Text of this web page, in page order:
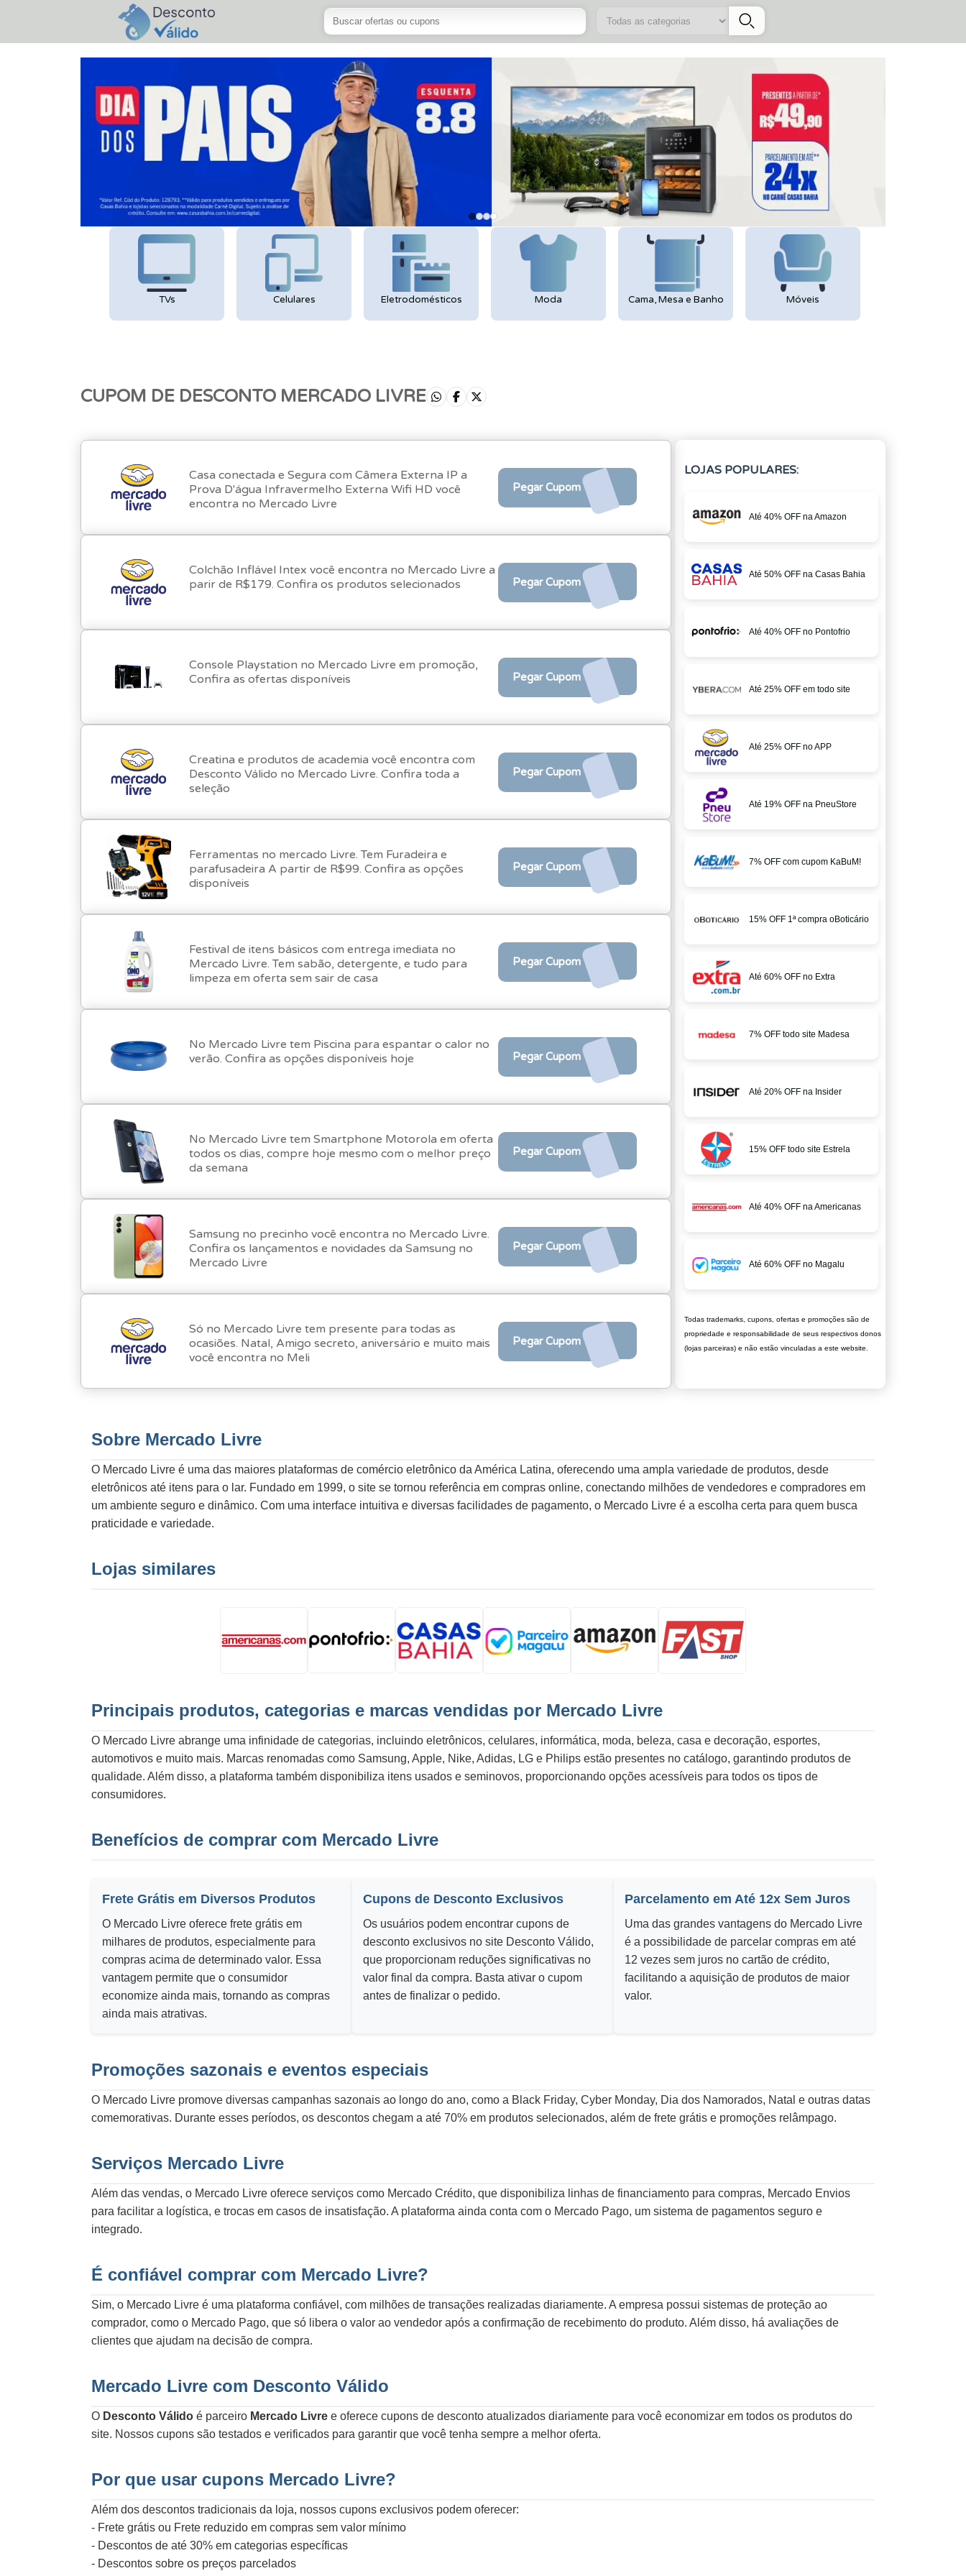
Todas as categorias
TVs Celulares Eletrodomésticos Moda Cama, Mesa e Banho Móveis
CUPOM DE DESCONTO MERCADO LIVRE
Casa conectada e Segura com Câmera Externa IP a
Prova D'água Infravermelho Externa Wifi HD você
encontra no Mercado Livre
Pegar Cupom
Colchão Inflável Intex você encontra no Mercado Livre a
parir de R$179. Confira os produtos selecionados
Pegar Cupom
Console Playstation no Mercado Livre em promoção,
Confira as ofertas disponíveis
Pegar Cupom
Creatina e produtos de academia você encontra com
Desconto Válido no Mercado Livre. Confira toda a
seleção
Pegar Cupom
Ferramentas no mercado Livre. Tem Furadeira e
parafusadeira A partir de R$99. Confira as opções
disponíveis
Pegar Cupom
Festival de itens básicos com entrega imediata no
Mercado Livre. Tem sabão, detergente, e tudo para
limpeza em oferta sem sair de casa
Pegar Cupom
No Mercado Livre tem Piscina para espantar o calor no
verão. Confira as opções disponíveis hoje
Pegar Cupom
No Mercado Livre tem Smartphone Motorola em oferta
todos os dias, compre hoje mesmo com o melhor preço
da semana
Pegar Cupom
Samsung no precinho você encontra no Mercado Livre.
Confira os lançamentos e novidades da Samsung no
Mercado Livre
Pegar Cupom
Só no Mercado Livre tem presente para todas as
ocasiões. Natal, Amigo secreto, aniversário e muito mais
você encontra no Meli
Pegar Cupom
LOJAS POPULARES:
Até 40% OFF na Amazon
Até 50% OFF na Casas Bahia
Até 40% OFF no Pontofrio
Até 25% OFF em todo site
Até 25% OFF no APP
Até 19% OFF na PneuStore
7% OFF com cupom KaBuM!
15% OFF 1ª compra oBoticário
Até 60% OFF no Extra
7% OFF todo site Madesa
Até 20% OFF na Insider
15% OFF todo site Estrela
Até 40% OFF na Americanas
Até 60% OFF no Magalu
Todas trademarks, cupons, ofertas e promoções são de
propriedade e responsabilidade de seus respectivos donos
(lojas parceiras) e não estão vinculadas a este website.
Sobre Mercado Livre
O Mercado Livre é uma das maiores plataformas de comércio eletrônico da América Latina, oferecendo uma ampla variedade de produtos, desde
eletrônicos até itens para o lar. Fundado em 1999, o site se tornou referência em compras online, conectando milhões de vendedores e compradores em
um ambiente seguro e dinâmico. Com uma interface intuitiva e diversas facilidades de pagamento, o Mercado Livre é a escolha certa para quem busca
praticidade e variedade.
Lojas similares
Principais produtos, categorias e marcas vendidas por Mercado Livre
O Mercado Livre abrange uma infinidade de categorias, incluindo eletrônicos, celulares, informática, moda, beleza, casa e decoração, esportes,
automotivos e muito mais. Marcas renomadas como Samsung, Apple, Nike, Adidas, LG e Philips estão presentes no catálogo, garantindo produtos de
qualidade. Além disso, a plataforma também disponibiliza itens usados e seminovos, proporcionando opções acessíveis para todos os tipos de
consumidores.
Benefícios de comprar com Mercado Livre
Frete Grátis em Diversos Produtos
O Mercado Livre oferece frete grátis em
milhares de produtos, especialmente para
compras acima de determinado valor. Essa
vantagem permite que o consumidor
economize ainda mais, tornando as compras
ainda mais atrativas.
Cupons de Desconto Exclusivos
Os usuários podem encontrar cupons de
desconto exclusivos no site Desconto Válido,
que proporcionam reduções significativas no
valor final da compra. Basta ativar o cupom
antes de finalizar o pedido.
Parcelamento em Até 12x Sem Juros
Uma das grandes vantagens do Mercado Livre
é a possibilidade de parcelar compras em até
12 vezes sem juros no cartão de crédito,
facilitando a aquisição de produtos de maior
valor.
Promoções sazonais e eventos especiais
O Mercado Livre promove diversas campanhas sazonais ao longo do ano, como a Black Friday, Cyber Monday, Dia dos Namorados, Natal e outras datas
comemorativas. Durante esses períodos, os descontos chegam a até 70% em produtos selecionados, além de frete grátis e promoções relâmpago.
Serviços Mercado Livre
Além das vendas, o Mercado Livre oferece serviços como Mercado Crédito, que disponibiliza linhas de financiamento para compras, Mercado Envios
para facilitar a logística, e trocas em casos de insatisfação. A plataforma ainda conta com o Mercado Pago, um sistema de pagamentos seguro e
integrado.
É confiável comprar com Mercado Livre?
Sim, o Mercado Livre é uma plataforma confiável, com milhões de transações realizadas diariamente. A empresa possui sistemas de proteção ao
comprador, como o Mercado Pago, que só libera o valor ao vendedor após a confirmação de recebimento do produto. Além disso, há avaliações de
clientes que ajudam na decisão de compra.
Mercado Livre com Desconto Válido
O Desconto Válido é parceiro Mercado Livre e oferece cupons de desconto atualizados diariamente para você economizar em todos os produtos do
site. Nossos cupons são testados e verificados para garantir que você tenha sempre a melhor oferta.
Por que usar cupons Mercado Livre?
Além dos descontos tradicionais da loja, nossos cupons exclusivos podem oferecer:
- Frete grátis ou Frete reduzido em compras sem valor mínimo
- Descontos de até 30% em categorias específicas
- Descontos sobre os preços parcelados